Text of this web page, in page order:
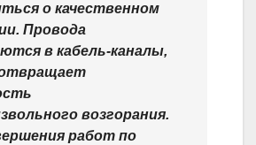
о качественном
Провода
в кабель-каналы,
возгорания.
работ по